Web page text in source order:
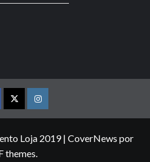
TWITTERINSTAGRAM
Loja 2019| CoverNews por
themes.